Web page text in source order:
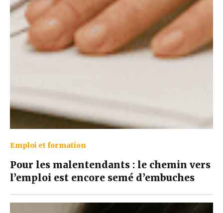
Emploi et formation
Pour les malentendants : le chemin vers
l’emploi est encore semé d’embuches